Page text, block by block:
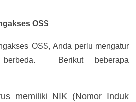
OSS
OSS, Anda perlu mengatur
berbeda. Berikut beberapa
memiliki NIK (Nomor Induk